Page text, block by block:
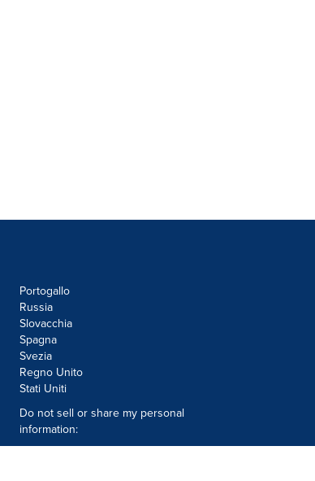
Portogallo
Russia
Slovacchia
Spagna
Svezia
Regno Unito
Stati Uniti
Do not sell or share my personal
information: